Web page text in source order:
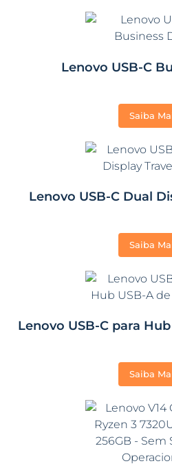
Lenovo USB-C
Saiba
Lenovo USB-C Dual
Saiba
Lenovo USB-C para
Saiba